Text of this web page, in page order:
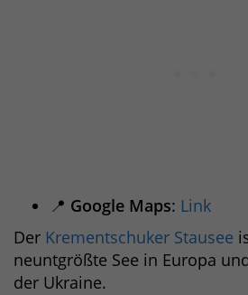
📍 Google Maps: Link
Der Krementschuker Stausee
neuntgrößte See in Europa
der Ukraine.